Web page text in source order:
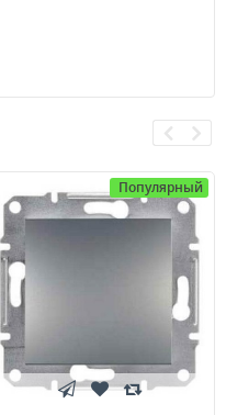
Популярный